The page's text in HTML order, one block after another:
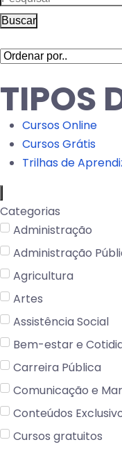
Buscar
TIPOS
Cursos Online
Cursos Grátis
Trilhas de
Categorias
Administração
Administração
Agricultura
Artes
Assistência Social
Bem-estar e
Carreira Pública
Comunicação e
Conteúdos
Cursos gratuitos